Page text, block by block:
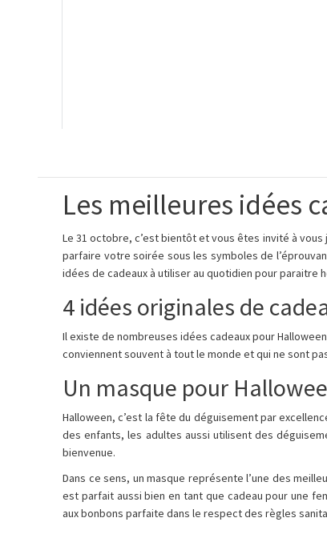
Les meilleures idées
Le 31 octobre, c’est bientôt et vous êtes invité à vous
parfaire votre soirée sous les symboles de
idées de cadeaux à utiliser au quotidien pour paraitre
4 idées originales de
Il existe de nombreuses idées cadeaux pour
conviennent souvent à tout le monde et qui ne sont
Un masque pour
Halloween, c’est la fête du déguisement par
des enfants, les adultes aussi utilisent des
bienvenue.
Dans ce sens, un masque représente l’une des
est parfait aussi bien en tant que cadeau pour une
aux bonbons parfaite dans le respect des règles